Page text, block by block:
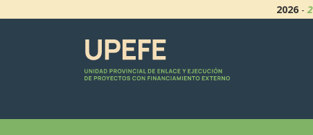
2026 -